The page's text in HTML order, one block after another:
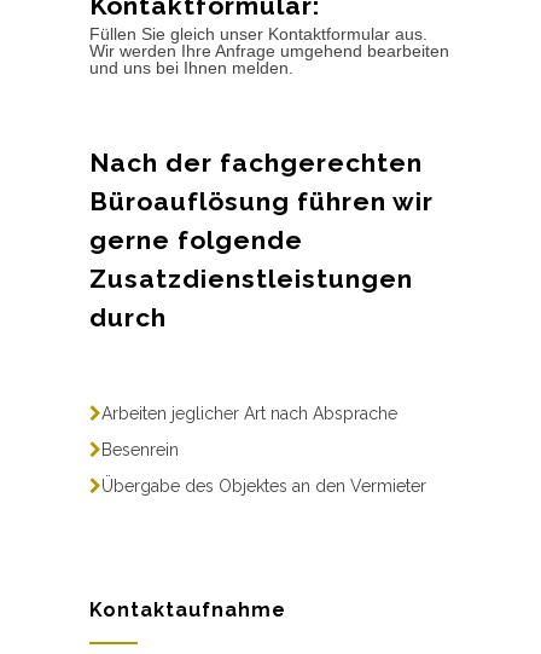
Füllen Sie gleich unser Kontaktformular aus.
Wir werden Ihre Anfrage umgehend bearbeiten
und uns bei Ihnen melden.
Nach der fachgerechten
Büroauflösung führen wir
gerne folgende
Zusatzdienstleistungen
durch
Arbeiten jeglicher Art nach Absprache
Besenrein
Übergabe des Objektes an den Vermieter
Kontaktaufnahme